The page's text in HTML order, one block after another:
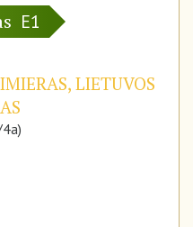
E1
LIETUVOS